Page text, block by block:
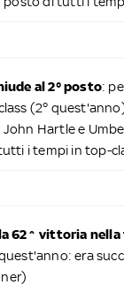
al 2° posto:
(2°
John Hartle e
i tempi in top-
62^ vittoria
era